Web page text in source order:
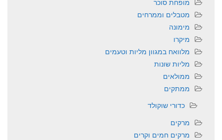
מופחת סוכר
מטבלים וממרחים
מימונה
מיקרו
מלוואח במגוון מליות וטעמים
מליות שונות
ממולאים
ממתקים
כדורי שוקולד
מרקים
מרקים חמים וקרים